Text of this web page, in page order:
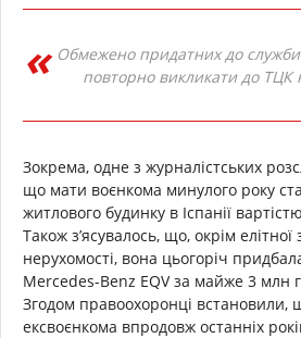
Обмежено придатних до служби
повторно викликати до ТЦК
Зокрема, одне з журналістських
що мати воєнкома минулого року
житлового будинку в Іспанії
Також з’ясувалось, що, окрім елітної
нерухомості, вона цьогоріч
Mercedes-Benz EQV за майже 3 млн
Згодом правоохоронці встановили,
ексвоєнкома впродовж останніх